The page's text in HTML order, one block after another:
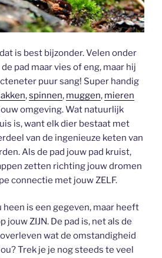
is best bijzonder. Velen onder
pad maar vies of eng, maar hij
puur sang! Super handig
,spinnen, muggen, mieren
omgeving. Wat natuurlijk
is, want elk dier bestaat met
van de ingenieuze keten van
Als de pad jouw pad kruist,
zetten richting jouw dromen
connectie met jouw ZELF.
is een gegeven, maar heeft
jouw ZIJN. De pad is, net als de
wat de omstandigheid
Trek je je nog steeds te veel